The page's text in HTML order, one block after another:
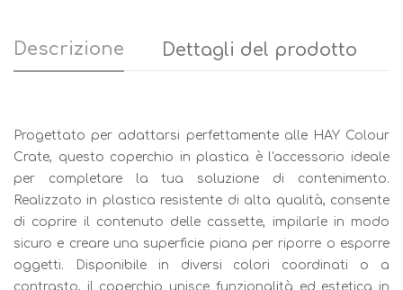
Descrizione Dettagli del prodotto
Progettato per adattarsi perfettamente alle HAY Colour
Crate, questo coperchio in plastica è l'accessorio ideale
per completare la tua soluzione di contenimento.
Realizzato in plastica resistente di alta qualità, consente
di coprire il contenuto delle cassette, impilarle in modo
sicuro e creare una superficie piana per riporre o esporre
oggetti. Disponibile in diversi colori coordinati o a
contrasto, il coperchio unisce funzionalità ed estetica in